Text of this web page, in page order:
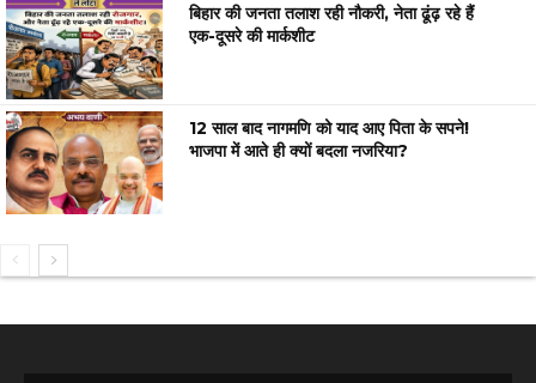
बिहार की जनता तलाश रही नौकरी, नेता ढूंढ़ रहे हैं
एक-दूसरे की मार्कशीट
12 साल बाद नागमणि को याद आए पिता के सपने!
भाजपा में आते ही क्यों बदला नजरिया?